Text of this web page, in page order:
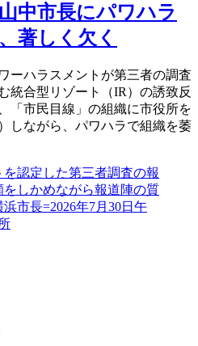
中市長にパワハラ
著しく欠く
ーハラスメントが第三者の調査
統合型リゾート（IR）の誘致反
「市民目線」の組織に市役所を
しながら、パワハラで組織を萎